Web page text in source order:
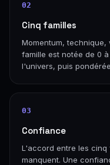
02
Cinq familles
Momentum, technique,
famille est notée de 0
l'univers, puis
03
Confiance
L'accord entre les cinq
manquent. Une